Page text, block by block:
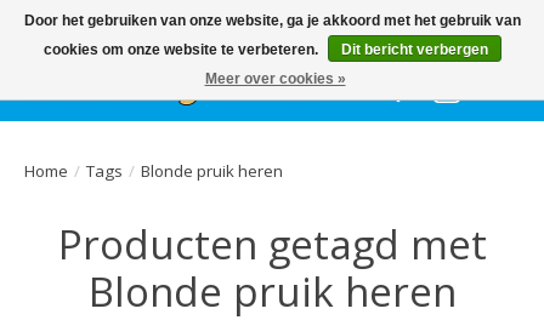
HetGEHELE jaar, grote collectie feestkleding & accessoires |
Ballonnen | Schmink | Bedrukking | Altijd gratis parkeren
Verlanglijst
Home / Tags / Blonde pruik heren
Producten getagd met
Blonde pruik heren
Door het gebruiken van onze website, ga je akkoord met het gebruik van
cookies om onze website te verbeteren.
Dit bericht verbergen
Meer over cookies »